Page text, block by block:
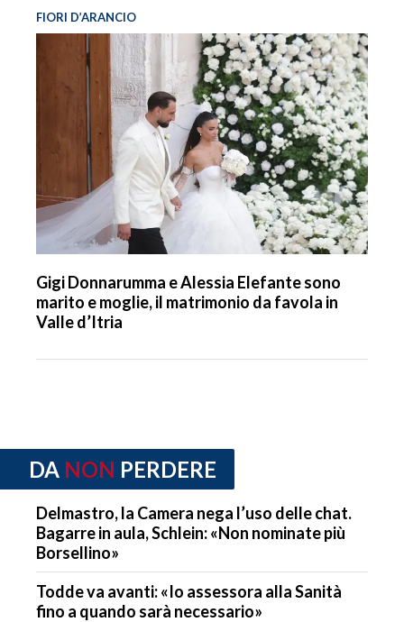
FIORI D’ARANCIO
Gigi Donnarumma e Alessia Elefante sono
marito e moglie, il matrimonio da favola in
Valle d’Itria
DA NON PERDERE
Delmastro, la Camera nega l’uso delle chat.
Bagarre in aula, Schlein: «Non nominate più
Borsellino»
Todde va avanti: «Io assessora alla Sanità
fino a quando sarà necessario»